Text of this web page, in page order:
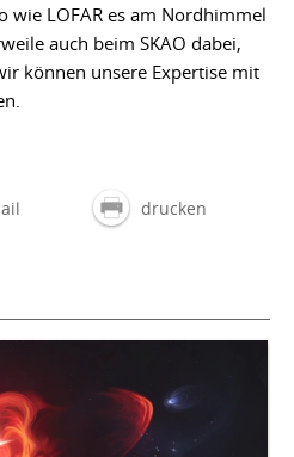
wie LOFAR es am Nordhimmel
auch beim SKAO dabei,
können unsere Expertise mit
drucken